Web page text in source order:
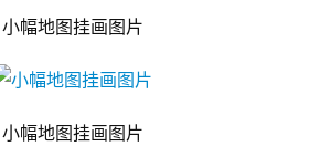
小幅地图挂画图片
小幅地图挂画图片